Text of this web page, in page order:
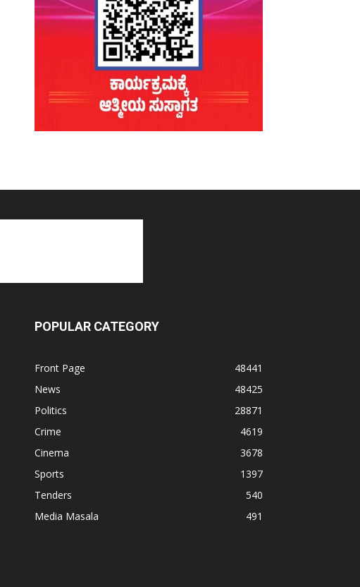
POPULAR CATEGORY
Front Page
48441
News
48425
Politics
28871
Crime
4619
Cinema
3678
Sports
1397
Tenders
540
Media Masala
491